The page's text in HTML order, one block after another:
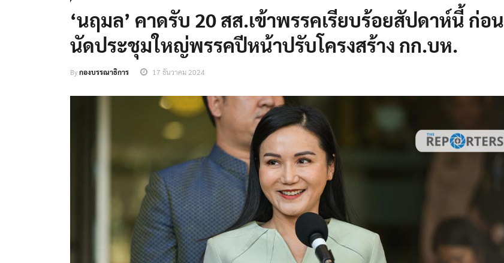
‘นฤมล’ คาดรับ 20 สส.เข้าพรรคเรียบร้อยสัปดาห์นี้ ก่อน
นัดประชุมใหญ่พรรคปีหน้าปรับโครงสร้าง กก.บห.
Byกองบรรณาธิการ 17 ธันวาคม 2024